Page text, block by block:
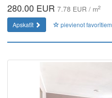
280.00 EUR 7.78 EUR / m2
Apskatīt pievienot favorītiem